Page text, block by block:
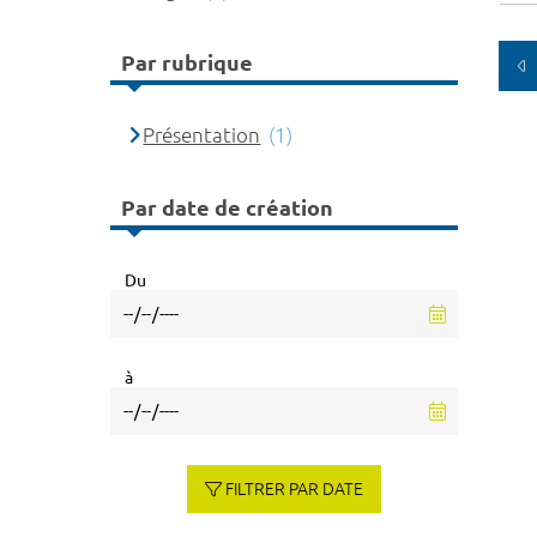
Par rubrique
Présentation (1)
Par date de création
Du
à
FILTRER PAR DATE